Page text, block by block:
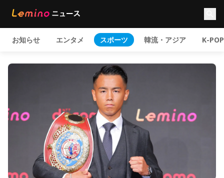
お知らせ エンタメ スポーツ 韓流・アジア K-POP